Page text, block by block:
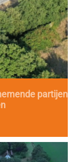
partijen